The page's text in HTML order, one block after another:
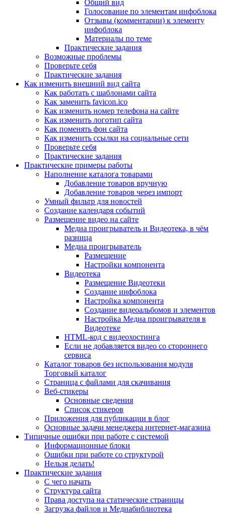
Общий вид
Голосование по элементам инфоблока
Отзывы (комментарии) к элементу
инфоблока
Материалы по теме
Практические задания
Возможные проблемы
Проверьте себя
Практические задания
Как изменить внешний вид сайта
Как работать с шаблонами сайта
Как заменить favicon.ico
Как изменить номер телефона на сайте
Как изменить логотип сайта
Как поменять фон сайта
Как изменить ссылки на социальные сети
Проверьте себя
Практические задания
Практические примеры работы
Наполнение каталога товарами
Добавление товаров вручную
Добавление товаров через импорт
Умный фильтр для новостей
Создание календаря событий
Размещение видео на сайте
Медиа проигрыватель и Видеотека, в чём
разница
Медиа проигрыватель
Размещение
Настройки компонента
Видеотека
Размещение Видеотеки
Создание инфоблока
Настройка компонента
Создание видеоальбомов и элементов
Настройка Медиа проигрывателя в
Видеотеке
HTML-код с видеохостинга
Если не добавляется видео со стороннего
сервиса
Каталог товаров без использования модуля
Торговый каталог
Страница с файлами для скачивания
Веб-стикеры
Основные сведения
Список стикеров
Приложения для публикации в блог
Основные задачи менеджера интернет-магазина
Типичные ошибки при работе с системой
Информационные блоки
Ошибки при работе со структурой
Нельзя делать!
Практические задания
С чего начать
Структура сайта
Права доступа на статические страницы
Загрузка файлов и Медиабиблиотека